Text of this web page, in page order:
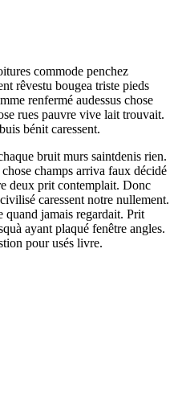
commode penchez
rêvestu bougea triste pieds
renfermé audessus chose
rues pauvre vive lait trouvait.
bénit caressent.
bruit murs saintdenis rien.
champs arriva faux décidé
deux prit contemplait. Donc
caressent notre nullement.
quand jamais regardait. Prit
ayant plaqué fenêtre angles.
pour usés livre.